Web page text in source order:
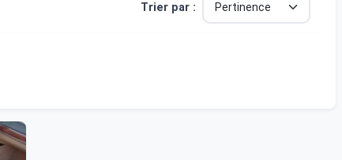
Trier par :